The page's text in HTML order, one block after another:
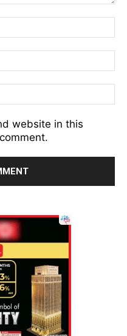
website in this